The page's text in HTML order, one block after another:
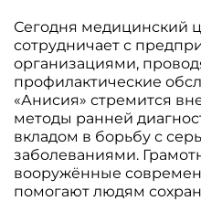
Сегодня медицинский
сотрудничает с
организациями,
профилактические
«Анисия» стремится
методы ранней
вкладом в борьбу с
заболеваниями.
вооружённые
помогают людям